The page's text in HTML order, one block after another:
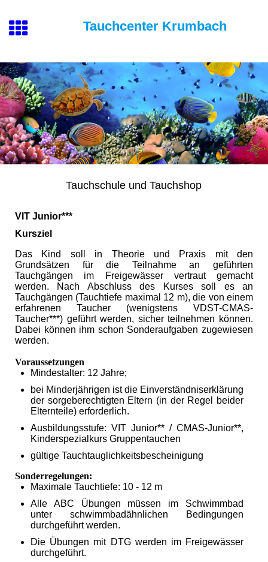
Tauchcenter Krumbach
Tauchschule und Tauchshop
VIT Junior***
Kursziel
Das Kind soll in Theorie und Praxis mit den
Grundsätzen für die Teilnahme an geführten
Tauchgängen im Freigewässer vertraut gemacht
werden. Nach Abschluss des Kurses soll es an
Tauchgängen (Tauchtiefe maximal 12 m), die von einem
erfahrenen Taucher (wenigstens VDST-CMAS-
Taucher***) geführt werden, sicher teilnehmen können.
Dabei können ihm schon Sonderaufgaben zugewiesen
werden.
Voraussetzungen
Mindestalter: 12 Jahre;
bei Minderjährigen ist die Einverständniserklärung
der sorgeberechtigten Eltern (in der Regel beider
Elternteile) erforderlich.
Ausbildungsstufe: VIT Junior** / CMAS-Junior**,
Kinderspezialkurs Gruppentauchen
gültige Tauchtauglichkeitsbescheinigung
Sonderregelungen:
Maximale Tauchtiefe: 10 - 12 m
Alle ABC Übungen müssen im Schwimmbad
unter schwimmbadähnlichen Bedingungen
durchgeführtwerden.
Die Übungen mit DTG werden im Freigewässer
durchgeführt.